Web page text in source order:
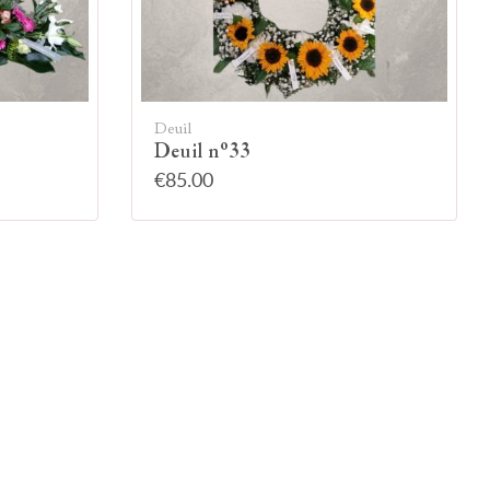
Deuil
Deuil n°33
€85.00